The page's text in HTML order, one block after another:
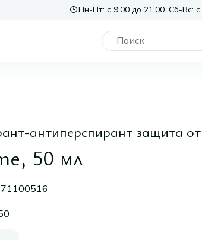
Пн-Пт: с 9:00 до 21:00. Сб-Вс:
антиперспирант защита
50 мл